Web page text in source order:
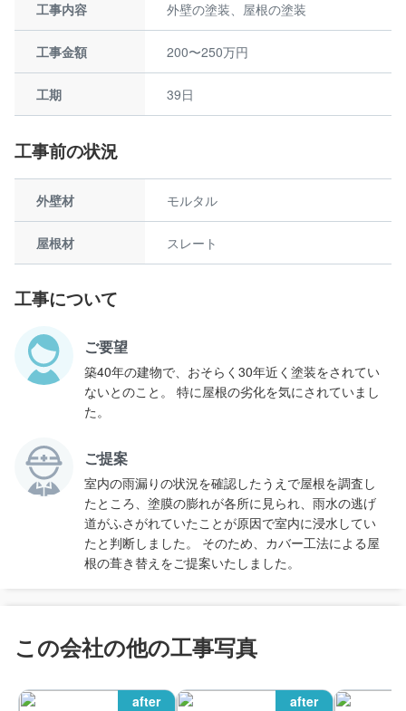
工事内容 外壁の塗装、屋根の塗装
工事金額 200〜250万円
工期 39日
工事前の状況
外壁材 モルタル
屋根材 スレート
工事について
ご要望
築40年の建物で、おそらく30年近く塗装をされてい
ないとのこと。 特に屋根の劣化を気にされていまし
た。
ご提案
室内の雨漏りの状況を確認したうえで屋根を調査し
たところ、塗膜の膨れが各所に見られ、雨水の逃げ
道がふさがれていたことが原因で室内に浸水してい
たと判断しました。 そのため、カバー工法による屋
根の葺き替えをご提案いたしました。
この会社の他の工事写真
after after